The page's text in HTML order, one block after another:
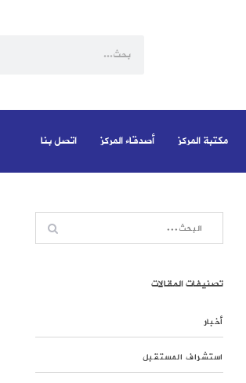
مكتبة المركز أصدقاء المركز اتصل بنا
تصنيفات المقالات
أخبار
استشراف المستقبل